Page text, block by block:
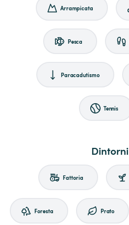
Arrampicata
Pesca
Paracadutismo
Tennis
Dintorni
Fattoria
Foresta Prato